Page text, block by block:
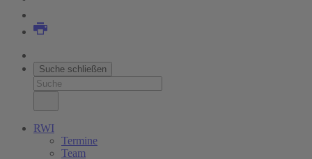
Suche schließen
RWI
Termine
Team